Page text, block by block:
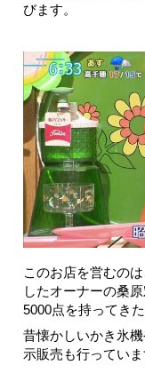
びます。
このお店を営むの
したオーナーの桑
5000点を持ってきた
昔懐かしいかき氷
示販売も行っていま